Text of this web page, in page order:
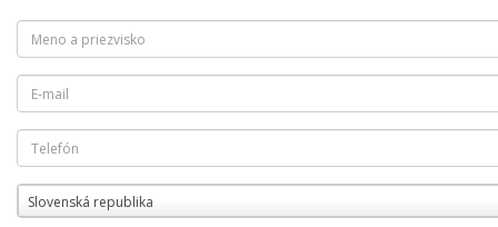
Slovenská republika